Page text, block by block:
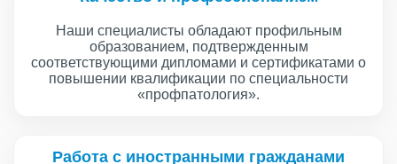
Наши специалисты обладают профильным
образованием, подтвержденным
соответствующими дипломами и сертификатами о
повышении квалификации по специальности
«профпатология».
Работа с иностранными гражданами